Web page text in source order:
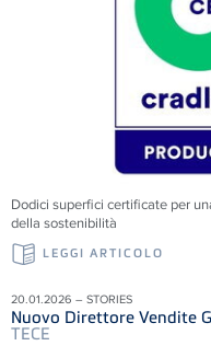
Dodici superfici certificate per
della sostenibilità
LEGGI ARTICOLO
20.01.2026 – STORIES
Nuovo Direttore Vendite
TECE